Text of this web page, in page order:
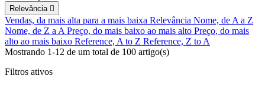
Relevância 
Vendas, da mais alta para a mais baixa Relevância Nome, de A a Z
Nome, de Z a APreço, do mais baixo ao mais alto Preço, do mais
alto ao mais baixo Reference, A to Z Reference, Z to A
Mostrando 1-12 de um total de 100 artigo(s)
Filtros ativos